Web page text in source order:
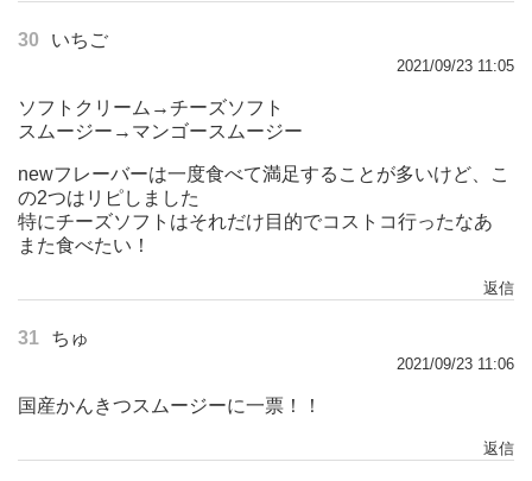
30 いちご
2021/09/23 11:05
ソフトクリーム→チーズソフト
スムージー→マンゴースムージー
newフレーバーは一度食べて満足することが多いけど、こ
の2つはリピしました
特にチーズソフトはそれだけ目的でコストコ行ったなあ
また食べたい！
返信
31 ちゅ
2021/09/23 11:06
国産かんきつスムージーに一票！！
返信